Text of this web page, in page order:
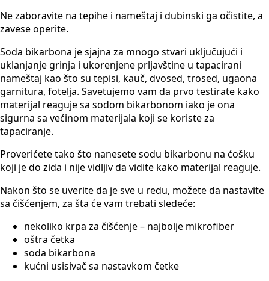
Ne zaboravite na tepihe i nameštaj i dubinski ga očistite, a
zavese operite.
Soda bikarbona je sjajna za mnogo stvari uključujući i
uklanjanje grinja i ukorenjene prljavštine u tapacirani
nameštaj kao što su tepisi, kauč, dvosed, trosed, ugaona
garnitura, fotelja. Savetujemo vam da prvo testirate kako
materijal reaguje sa sodom bikarbonom iako je ona
sigurna sa većinom materijala koji se koriste za
tapaciranje.
Proverićete tako što nanesete sodu bikarbonu na ćošku
koji je do zida i nije vidljiv da vidite kako materijal reaguje.
Nakon što se uverite da je sve u redu, možete da nastavite
sa čišćenjem, za šta će vam trebati sledeće:
nekoliko krpa za čišćenje – najbolje mikrofiber
oštra četka
soda bikarbona
kućni usisivač sa nastavkom četke